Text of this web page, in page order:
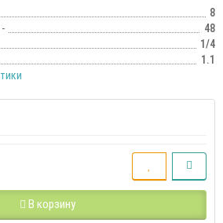
8
48
1/4
1.1
В корзину